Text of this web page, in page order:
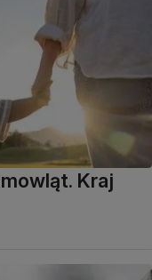
Kraj